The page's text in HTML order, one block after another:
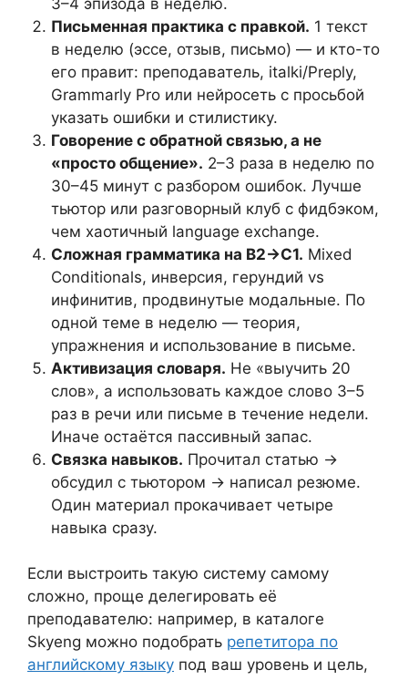
Письменная практика с правкой. 1 текст
в неделю (эссе, отзыв, письмо) — и кто-то
его правит: преподаватель, italki/Preply,
Grammarly Pro или нейросеть с просьбой
указать ошибки и стилистику.
Говорение с обратной связью, а не
«просто общение». 2–3 раза в неделю по
30–45 минут с разбором ошибок. Лучше
тьютор или разговорный клуб с фидбэком,
чем хаотичный language exchange.
Сложная грамматика на B2→C1. Mixed
Conditionals, инверсия, герундий vs
инфинитив, продвинутые модальные. По
одной теме в неделю — теория,
упражнения и использование в письме.
Активизация словаря. Не «выучить 20
слов», а использовать каждое слово 3–5
раз в речи или письме в течение недели.
Иначе остаётся пассивный запас.
Связка навыков. Прочитал статью →
обсудил с тьютором → написал резюме.
Один материал прокачивает четыре
навыка сразу.
Если выстроить такую систему самому
сложно, проще делегировать её
преподавателю: например, в каталоге
Skyeng можно подобрать репетитора по
английскому языку под ваш уровень и цель,